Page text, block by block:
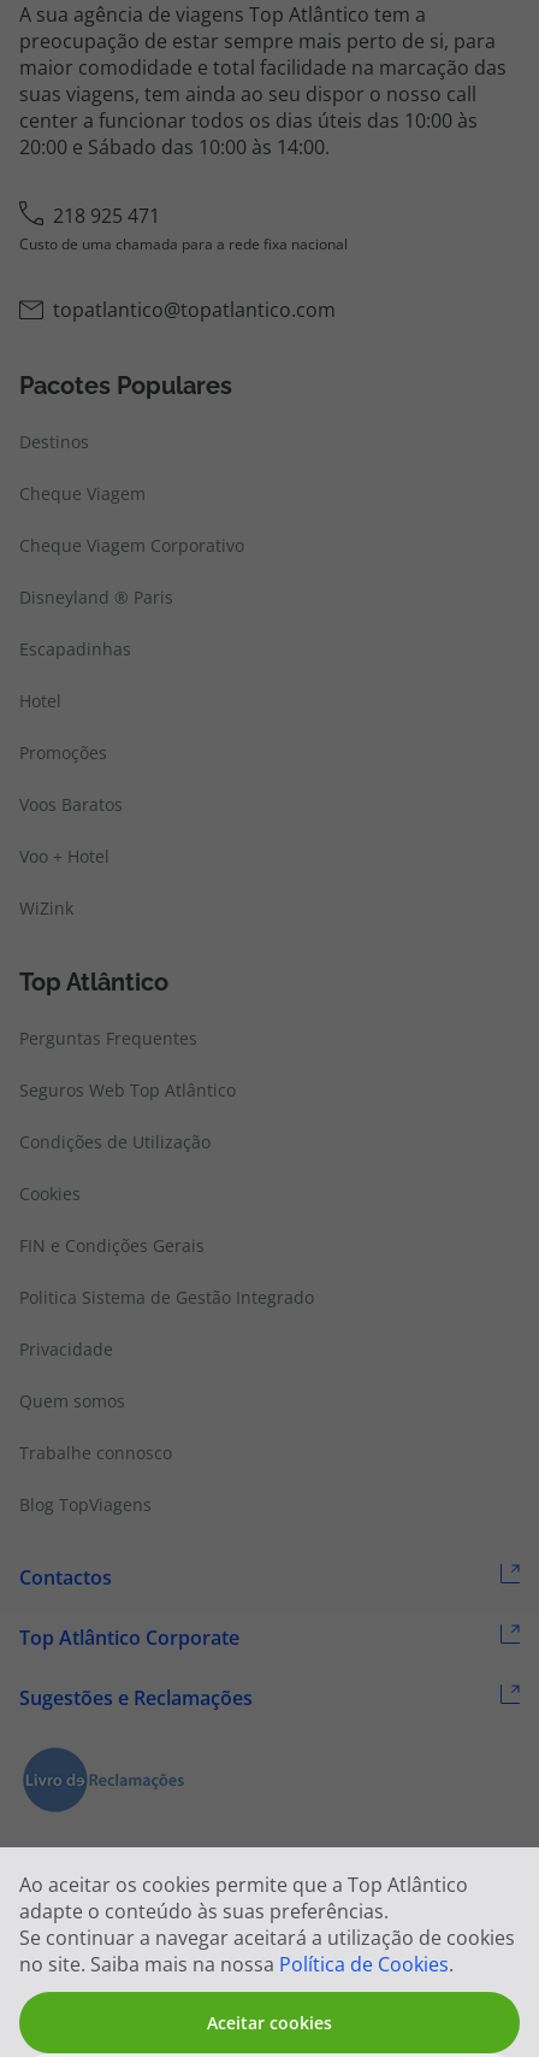
Ao aceitar os cookies permite que a Top Atlântico
adapte o conteúdo às suas preferências.
Se continuar a navegar aceitará a utilização de cookies
no site. Saiba mais na nossa Política de Cookies.
Aceitar cookies
A sua agência de viagens Top Atlântico tem a
preocupação de estar sempre mais perto de si, para
maior comodidade e total facilidade na marcação das
suas viagens, tem ainda ao seu dispor o nosso call
center a funcionar todos os dias úteis das 10:00 às
20:00 e Sábado das 10:00 às 14:00.
218 925 471
Custo de uma chamada para a rede fixa nacional
topatlantico@topatlantico.com
Pacotes Populares
Destinos
Cheque Viagem
Cheque Viagem Corporativo
Disneyland ® Paris
Escapadinhas
Hotel
Promoções
Voos Baratos
Voo + Hotel
WiZink
Top Atlântico
Perguntas Frequentes
Seguros Web Top Atlântico
Condições de Utilização
Cookies
FIN e Condições Gerais
Politica Sistema de Gestão Integrado
Privacidade
Quem somos
Trabalhe connosco
Blog TopViagens
Contactos
Top Atlântico Corporate
Sugestões e Reclamações
2026 © Todos os direitos reservados:Top Atlântico, Viagens e Turismo